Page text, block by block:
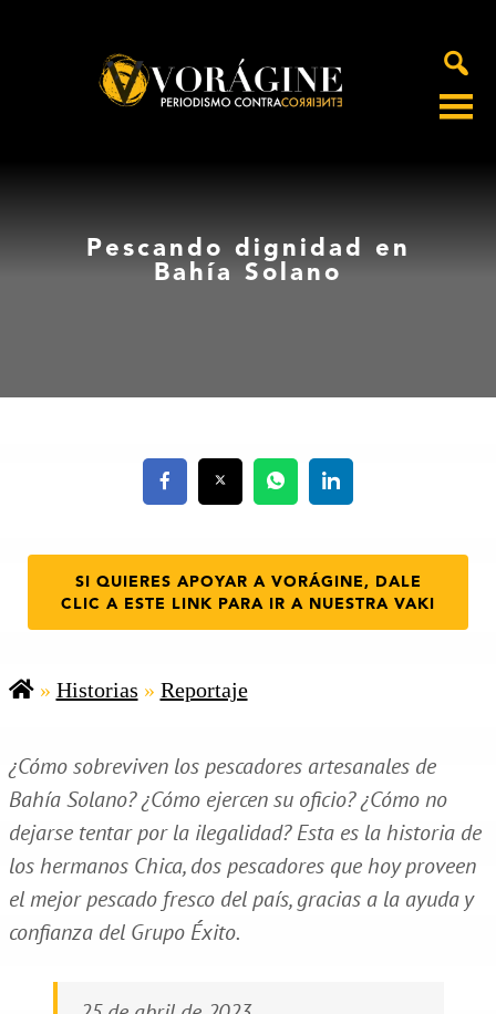
Pescando dignidad en
Bahía Solano
SI QUIERES APOYAR A VORÁGINE, DALE
CLIC A ESTE LINK PARA IR A NUESTRA VAKI
» Historias » Reportaje
¿Cómo sobreviven los pescadores artesanales de
Bahía Solano? ¿Cómo ejercen su oficio? ¿Cómo no
dejarse tentar por la ilegalidad? Esta es la historia de
los hermanos Chica, dos pescadores que hoy proveen
el mejor pescado fresco del país, gracias a la ayuda y
confianza del Grupo Éxito.